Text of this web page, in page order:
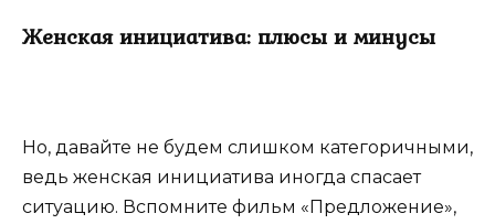
Женская инициатива: плюсы и минусы
Но, давайте не будем слишком категоричными,
ведь женская инициатива иногда спасает
ситуацию. Вспомните фильм «Предложение»,